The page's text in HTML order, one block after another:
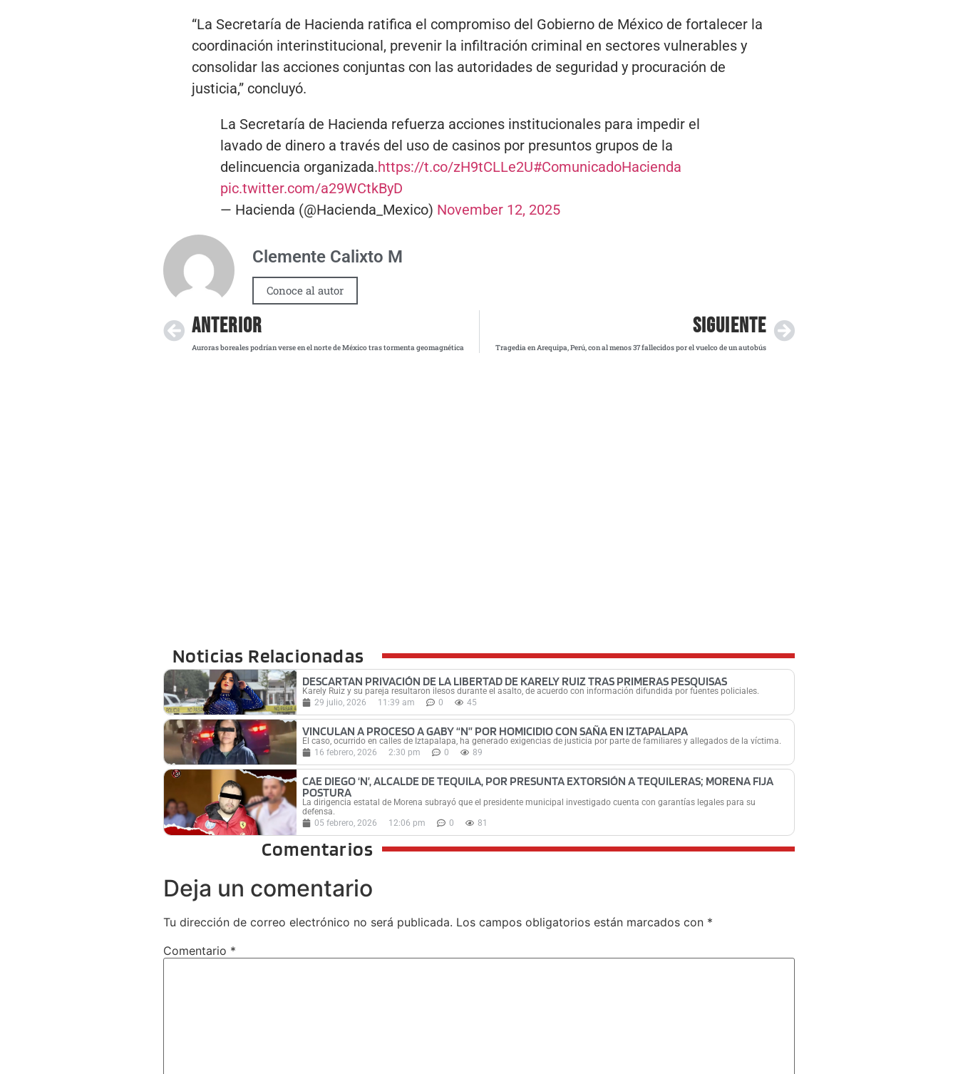
“La Secretaría de Hacienda ratifica el compromiso del Gobierno de México de fortalecer la
coordinación interinstitucional, prevenir la infiltración criminal en sectores vulnerables y
consolidar las acciones conjuntas con las autoridades de seguridad y procuración de
justicia,” concluyó.
La Secretaría de Hacienda refuerza acciones institucionales para impedir el
lavado de dinero a través del uso de casinos por presuntos grupos de la
delincuencia organizada.https://t.co/zH9tCLLe2U#ComunicadoHacienda
pic.twitter.com/a29WCtkByD
— Hacienda (@Hacienda_Mexico) November 12, 2025
Clemente Calixto M
Conoce al autor
ANTERIOR
Auroras boreales podrían verse en el norte de México tras tormenta geomagnética
SIGUIENTE
Tragedia en Arequipa, Perú, con al menos 37 fallecidos por el vuelco de un autobús
Noticias Relacionadas
DESCARTAN PRIVACIÓN DE LA LIBERTAD DE KARELY RUIZ TRAS PRIMERAS PESQUISAS
Karely Ruiz y su pareja resultaron ilesos durante el asalto, de acuerdo con información difundida por fuentes policiales.
29 julio, 2026
11:39 am 0 45
VINCULAN A PROCESO A GABY “N” POR HOMICIDIO CON SAÑA EN IZTAPALAPA
El caso, ocurrido en calles de Iztapalapa, ha generado exigencias de justicia por parte de familiares y allegados de la víctima.
16 febrero, 2026
2:30 pm 0 89
CAE DIEGO ‘N’, ALCALDE DE TEQUILA, POR PRESUNTA EXTORSIÓN A TEQUILERAS; MORENA FIJA
POSTURA
La dirigencia estatal de Morena subrayó que el presidente municipal investigado cuenta con garantías legales para su
defensa.
05 febrero, 2026
12:06 pm 0 81
Comentarios
Deja un comentario
Tu dirección de correo electrónico no será publicada. Los campos obligatorios están marcados con *
Comentario *